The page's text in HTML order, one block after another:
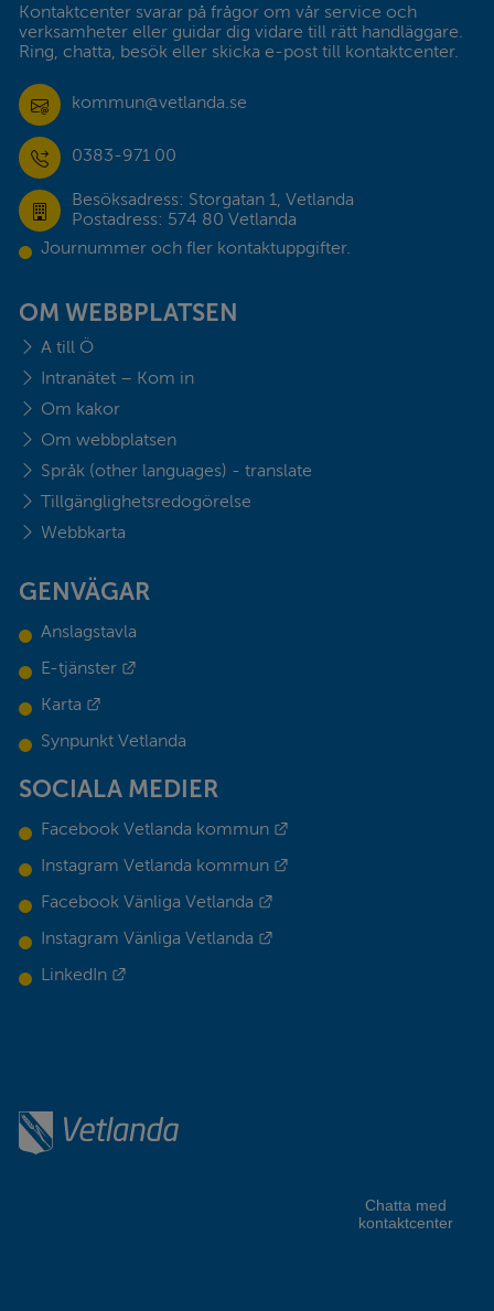
Kontaktcenter svarar på frågor om vår service och
verksamheter eller guidar dig vidare till rätt handläggare.
Ring, chatta, besök eller skicka e-post till kontaktcenter.
kommun@vetlanda.se
0383-971 00
Besöksadress: Storgatan 1, Vetlanda
Postadress: 574 80 Vetlanda
Journummer och fler kontaktuppgifter.
OM WEBBPLATSEN
A till Ö
Intranätet – Kom in
Om kakor
Om webbplatsen
Språk (other languages) - translate
Tillgänglighetsredogörelse
Webbkarta
GENVÄGAR
Anslagstavla
E-tjänster
Karta
Synpunkt Vetlanda
SOCIALA MEDIER
Facebook Vetlanda kommun
Instagram Vetlanda kommun
Facebook Vänliga Vetlanda
Instagram Vänliga Vetlanda
LinkedIn